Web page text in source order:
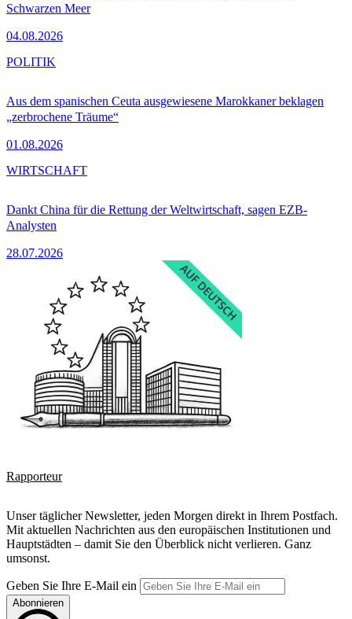
Schwarzen Meer
04.08.2026
Aus dem spanischen Ceuta ausgewiesene Marokkaner beklagen
„zerbrochene Träume“
01.08.2026
POLITIK
Dankt China für die Rettung der Weltwirtschaft, sagen EZB-
Analysten
28.07.2026
WIRTSCHAFT
Rapporteur
Unser täglicher Newsletter, jeden Morgen direkt in Ihrem Postfach.
Mit aktuellen Nachrichten aus den europäischen Institutionen und
Hauptstädten – damit Sie den Überblick nicht verlieren. Ganz
umsonst.
Geben Sie Ihre E-Mail ein
Abonnieren